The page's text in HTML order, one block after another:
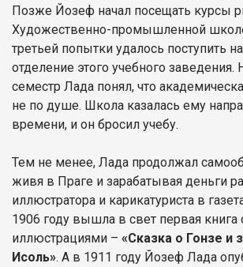
Позже Йозеф начал посещать курсы
Художественно-промышленной
третьей попытки удалось поступить
отделение этого учебного заведения.
семестр Лада понял, что
не по душе. Школа казалась ему
времени, и он бросил учебу.
Тем не менее, Лада продолжал
живя в Праге и зарабатывая деньги
иллюстратора и карикатуриста в
1906 году вышла в свет первая книга
иллюстрациями – «Сказка о Гонзе и
Исоль». А в 1911 году Йозеф Лада